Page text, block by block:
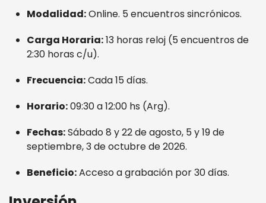
Modalidad:Online. 5 encuentros sincrónicos.
Carga Horaria:13 horas reloj (5 encuentros de
2:30 horas c/u).
Frecuencia:Cada 15 días.
Horario:09:30 a 12:00 hs (Arg).
Fechas:Sábado 8 y 22 de agosto, 5 y 19 de
septiembre, 3 de octubre de 2026.
Beneficio:Acceso a grabación por 30 días.